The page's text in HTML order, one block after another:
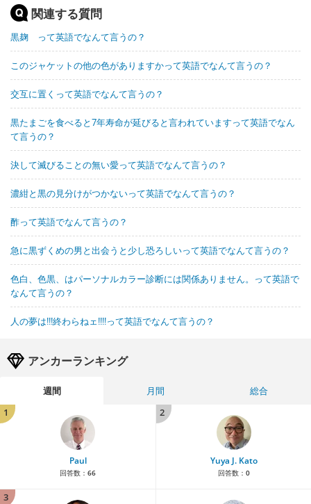
関連する質問
黒麹 って英語でなんて言うの？
このジャケットの他の色がありますかって英語でなんて言うの？
交互に置くって英語でなんて言うの？
黒たまごを食べると7年寿命が延びると言われていますって英語でなん
て言うの？
決して滅びることの無い愛って英語でなんて言うの？
濃紺と黒の見分けがつかないって英語でなんて言うの？
酢って英語でなんて言うの？
急に黒ずくめの男と出会うと少し恐ろしいって英語でなんて言うの？
色白、色黒、はパーソナルカラー診断には関係ありません。って英語で
なんて言うの？
人の夢は!!!終わらねェ!!!!って英語でなんて言うの？
アンカーランキング
週間 月間
総合
1
Paul
回答数： 66
2
Yuya J. Kato
回答数： 0
3